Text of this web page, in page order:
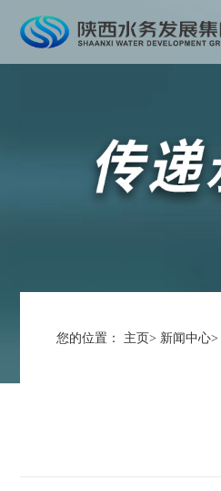
您的位置： 主页> 新闻中心>